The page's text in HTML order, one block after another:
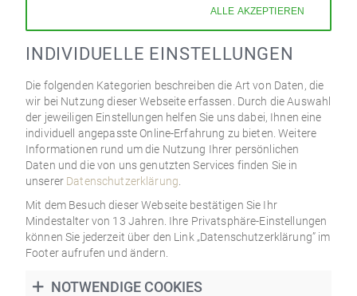
MIT AUSGEPRÄGTEM
SCHULTERKOMFORTBEREICH
Tonnen-Taschenfederkernmatratze mit sieben Funktionszonen
und hochwertiger Wellenschnitt-Schaumauflage. Punktelastisch
ausgeprägtem Schulterkomfortbereich. Die solide Bauweise mit
ALLE AKZEPTIEREN
INDIVIDUELLE EINSTELLUNGEN
Die folgenden Kategorien beschreiben die Art von Daten, die
wir bei Nutzung dieser Webseite erfassen. Durch die Auswahl
der jeweiligen Einstellungen helfen Sie uns dabei, Ihnen eine
individuell angepasste Online-Erfahrung zu bieten. Weitere
Informationen rund um die Nutzung Ihrer persönlichen
Daten und die von uns genutzten Services finden Sie in
unserer Datenschutzerklärung
Mit dem Besuch dieser Webseite bestätigen Sie Ihr
Mindestalter von 13 Jahren. Ihre Privatsphäre-Einstellungen
können Sie jederzeit über den Link „Datenschutzerklärung” im
Footer aufrufen und ändern.
NOTWENDIGE COOKIES